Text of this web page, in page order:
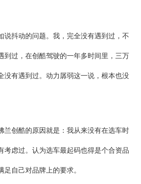
说抖动的问题。我，完全没有遇到过，不
到过，在创酷驾驶的一年多时间里，三万
没有遇到过。动力孱弱这一说，根本也没
兰创酷的原因就是：我从来没有在选车时
考虑过。认为选车最起码也得是个合资品
自己对品牌上的要求。